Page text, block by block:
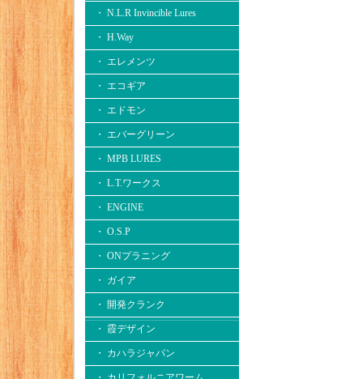
・ N.L.R Invincible Lures
・ H.Way
・ エレメンツ
・ エコギア
・ エドモン
・ エバーグリーン
・ MPB LURES
・ L.T.ワークス
・ ENGINE
・ O.S.P
・ ONプラニング
・ ガイア
・ 開発クランク
・ 霞デザイン
・ カハラジャパン